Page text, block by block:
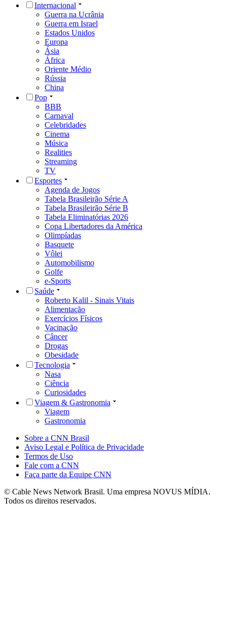
Internacional
Guerra na Ucrânia
Guerra em Israel
Estados Unidos
Europa
Ásia
África
Oriente Médio
Rússia
China
Pop
BBB
Carnaval
Celebridades
Cinema
Música
Realities
Streaming
TV
Esportes
Agenda de Jogos
Tabela Brasileirão Série A
Tabela Brasileirão Série B
Tabela Eliminatórias 2026
Copa Libertadores da América
Olimpíadas
Basquete
Vôlei
Automobilismo
Golfe
e-Sports
Saúde
Roberto Kalil - Sinais Vitais
Alimentação
Exercícios Físicos
Vacinação
Câncer
Drogas
Obesidade
Tecnologia
Nasa
Ciência
Curiosidades
Viagem & Gastronomia
Viagem
Gastronomia
Sobre a CNN Brasil
Aviso Legal e Política de Privacidade
Termos de Uso
Fale com a CNN
Faça parte da Equipe CNN
© Cable News Network Brasil. Uma empresa NOVUS MÍDIA.
Todos os direitos reservados.